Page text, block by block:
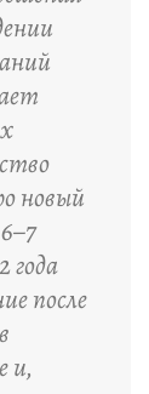
новый
года
после
и,